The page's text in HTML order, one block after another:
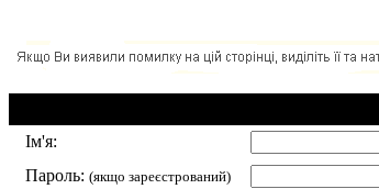
Ім'я:
Пароль: (якщо зареєстрований)